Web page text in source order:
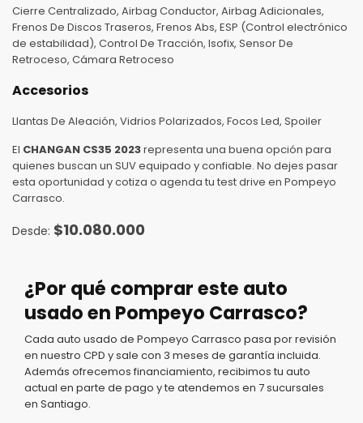
Cierre Centralizado, Airbag Conductor, Airbag Adicionales,
Frenos De Discos Traseros, Frenos Abs, ESP (Control electrónico
de estabilidad), Control De Tracción, Isofix, Sensor De
Retroceso, Cámara Retroceso
Accesorios
Llantas De Aleación, Vidrios Polarizados, Focos Led, Spoiler
El CHANGAN CS35 2023representa una buena opción para
quienes buscan un SUV equipado y confiable. No dejes pasar
esta oportunidad y cotiza o agenda tu test drive en Pompeyo
Carrasco.
$10.080.000
¿Por qué comprar este auto
usado en Pompeyo Carrasco?
Cada auto usado de Pompeyo Carrasco pasa por revisión
en nuestro CPD y sale con 3 meses de garantía incluida.
Además ofrecemos financiamiento, recibimos tu auto
actual en parte de pago y te atendemos en 7 sucursales
en Santiago.